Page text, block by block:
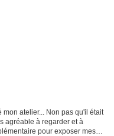
atelier... Non pas qu'il était
agréable à regarder et à
pour exposer mes